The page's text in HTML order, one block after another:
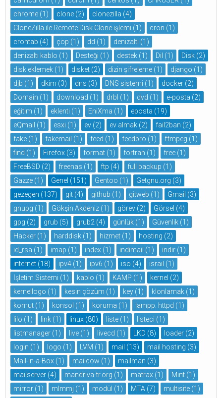
chrome (1) clone (2) clonezilla (4)
CloneZilla ile Remote Disk Clone işlemi (1) cron (1)
crontab (4) çöp (1) dd (1) denizaltı (1)
denizaltı kablo (1) Desteği (1) destek (1) Dil (1) Disk (2)
disk eklemek (1) disket (2) dizin şifreleme (1) django (1)
djb (1) dkim (3) dns (3) DNS sistemi (1) docker (2)
Domain (1) download (1) drbl (1) dvd (1) e-posta (2)
eğitim (1) eklenti (1) EniXma (1) eposta (19)
eQmail (1) esxi (1) ev (2) ev almak (2) fail2ban (2)
fake (1) fakemail (1) feed (1) feedbro (1) ffmpeg (1)
find (1) Firefox (3) format (1) fortran (1) free (1)
FreeBSD (2) freenas (1) ftp (4) full backup (1)
Gazze (1) Genel (151) Gentoo (1) Getgnu.org (3)
gezegen (137) git (4) github (1) gitweb (1) Gmail (3)
gnupg (1) Gökşin Akdeniz (1) görev (2) Görsel (4)
gpg (2) grub (5) grub2 (4) günlük (1) Güvenlik (1)
Hacker (1) harddisk (1) hizmet (1) hosting (2)
id_rsa (1) imap (1) index (1) indimail (1) indir (1)
internet (18) ipv4 (1) ipv6 (1) iso (4) israil (1)
İşletim Sistemi (1) kablo (1) KAMP (1) kernel (2)
kernellogo (1) kesin çözüm (1) key (1) klonlamak (1)
komut (1) konsol (1) koruma (1) lampp. httpd (1)
lilo (1) link (1) linux (80) liste (1) listeci (1)
listmanager (1) live (1) livecd (1) LKD (8) loader (2)
login (1) logo (1) LVM (1) mail (13) mail hosting (3)
Mail-in-a-Box (1) mailcow (1) mailman (3)
mailserver (4) mandriva-tr.org (1) matrax (1) Mint (1)
mirror (1) mlmmj (1) modül (1) MTA (7) multisite (1)